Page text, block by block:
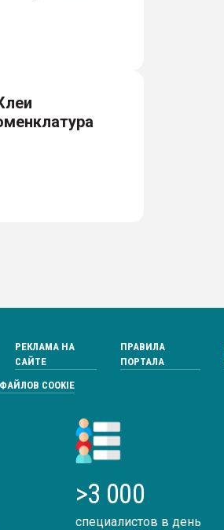
РЕКЛАМА НА
САЙТЕ
ПРАВИЛА
ПОРТАЛА
COOKIE
>3 000
специалистов в день